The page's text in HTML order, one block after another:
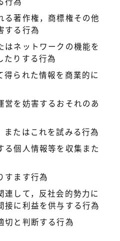
行為
る著作権，商標権その他
する行為
はネットワークの機能を
たりする行為
得られた情報を商業的に
営を妨害するおそれのあ
またはこれを試みる行為
る個人情報等を収集また
すます行為
連して，反社会的勢力に
接に利益を供与する行為
切と判断する行為